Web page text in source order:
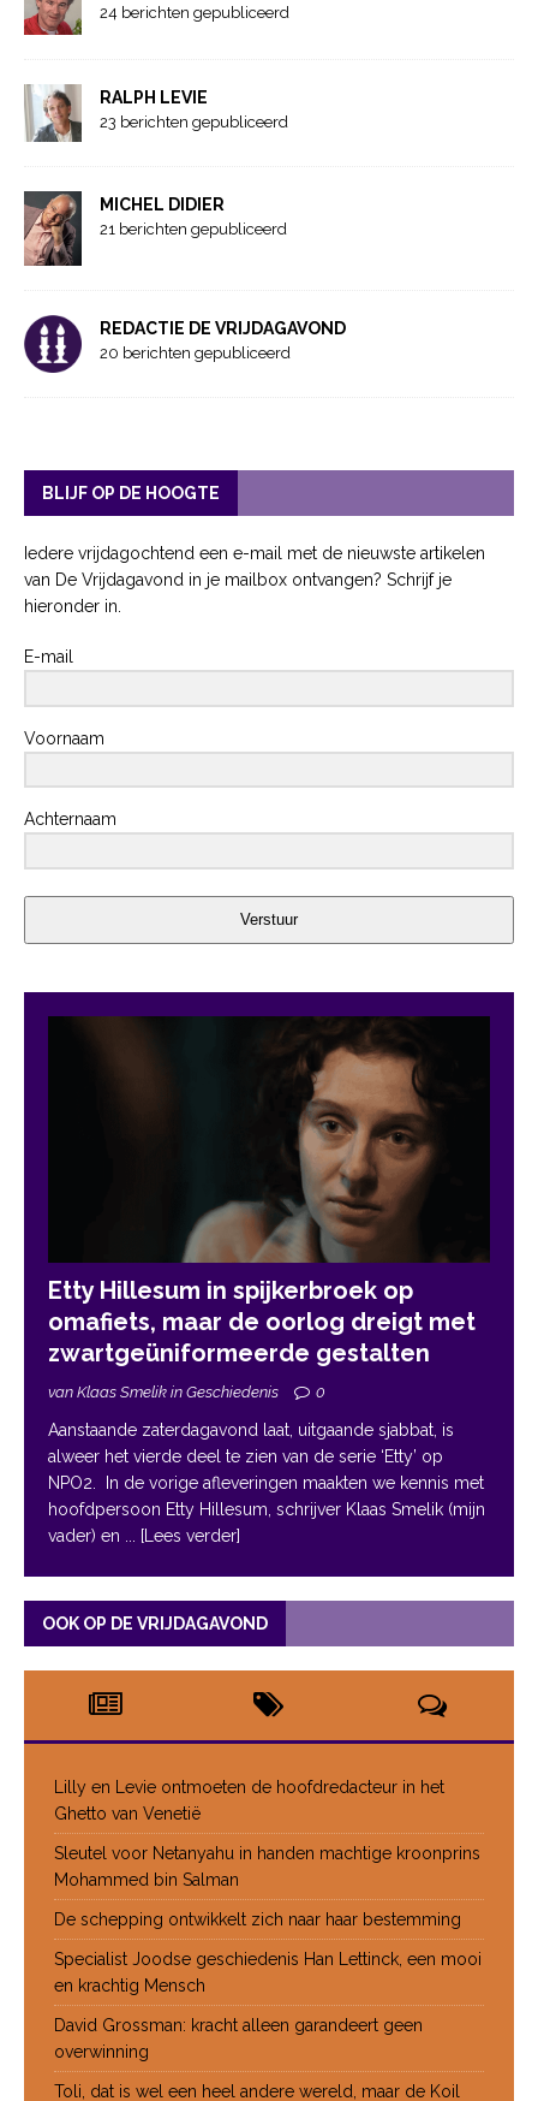
24 berichten gepubliceerd
RALPH LEVIE
23 berichten gepubliceerd
MICHEL DIDIER
21 berichten gepubliceerd
REDACTIE DE VRIJDAGAVOND
20 berichten gepubliceerd
BLIJF OP DE HOOGTE
Iedere vrijdagochtend een e-mail met de nieuwste artikelen
van De Vrijdagavond in je mailbox ontvangen? Schrijf je
hieronder in.
E-mail
Voornaam
Achternaam
Verstuur
Etty Hillesum in spijkerbroek op
omafiets, maar de oorlog dreigt met
zwartgeüniformeerde gestalten
van Klaas Smelik in Geschiedenis 0
Aanstaande zaterdagavond laat, uitgaande sjabbat, is
alweer het vierde deel te zien van de serie ‘Etty’ op
NPO2. In de vorige afleveringen maakten we kennis met
hoofdpersoon Etty Hillesum, schrijver Klaas Smelik (mijn
vader) en
... [Lees verder]
OOK OP DE VRIJDAGAVOND
Lilly en Levie ontmoeten de hoofdredacteur in het
Ghetto van Venetië
Sleutel voor Netanyahu in handen machtige kroonprins
Mohammed bin Salman
De schepping ontwikkelt zich naar haar bestemming
Specialist Joodse geschiedenis Han Lettinck, een mooi
en krachtig Mensch
David Grossman: kracht alleen garandeert geen
overwinning
Toli, dat is wel een heel andere wereld, maar de Koil